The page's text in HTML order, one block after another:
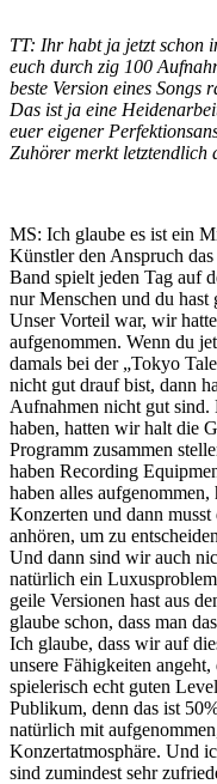
TT: Ihr habt ja jetzt schon
euch durch zig 100
beste Version eines Songs
Das ist ja eine
euer eigener
Zuhörer merkt letztendlich
MS: Ich glaube es ist ein
Künstler den Anspruch
Band spielt jeden Tag auf
nur Menschen und du hast
Unser Vorteil war, wir
aufgenommen. Wenn du
damals bei der „Tokyo
nicht gut drauf bist, dann
Aufnahmen nicht gut sind.
haben, hatten wir halt die
Programm zusammen
haben Recording
haben alles
Konzerten und dann
anhören, um zu
Und dann sind wir auch
natürlich ein
geile Versionen hast aus
glaube schon, dass man
Ich glaube, dass wir auf
unsere Fähigkeiten
spielerisch echt guten
Publikum, denn das ist
natürlich mit
Konzertatmosphäre. Und
sind zumindest sehr